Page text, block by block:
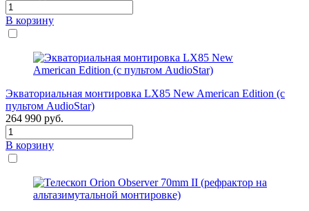
В корзину
Экваториальная монтировка LX85 New American Edition (с
пультом AudioStar)
264 990 руб.
В корзину